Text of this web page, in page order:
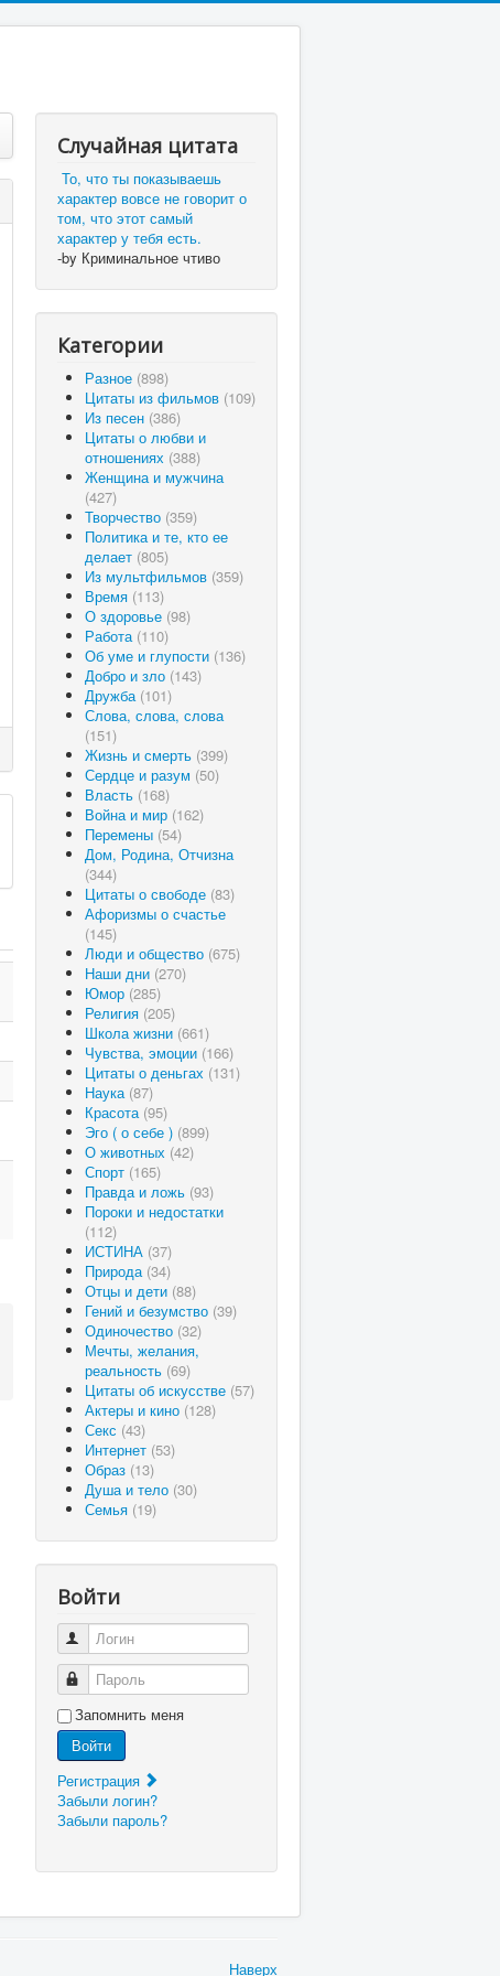
Случайная цитата
То, что ты показываешь
характер вовсе не говорит о
том, что этот самый
характер у тебя есть.
-by Криминальное чтиво
Категории
Разное (898)
Цитаты из фильмов (109)
Из песен (386)
Цитаты о любви и
отношениях (388)
Женщина и мужчина
(427)
Творчество (359)
Политика и те, кто ее
делает (805)
Из мультфильмов (359)
Время (113)
О здоровье (98)
Работа (110)
Об уме и глупости (136)
Добро и зло (143)
Дружба (101)
Слова, слова, слова
(151)
Жизнь и смерть (399)
Сердце и разум (50)
Власть (168)
Война и мир (162)
Перемены (54)
Дом, Родина, Отчизна
(344)
Цитаты о свободе (83)
Афоризмы о счастье
(145)
Люди и общество (675)
Наши дни (270)
Юмор (285)
Религия (205)
Школа жизни (661)
Чувства, эмоции (166)
Цитаты о деньгах (131)
Наука (87)
Красота (95)
Эго ( о себе ) (899)
О животных (42)
Спорт (165)
Правда и ложь (93)
Пороки и недостатки
(112)
ИСТИНА (37)
Природа (34)
Отцы и дети (88)
Гений и безумство (39)
Одиночество (32)
Мечты, желания,
реальность (69)
Цитаты об искусстве (57)
Актеры и кино (128)
Секс (43)
Интернет (53)
Образ (13)
Душа и тело (30)
Семья (19)
Войти
Логин
Пароль
Запомнить меня
Войти
Регистрация
Забыли логин?
Забыли пароль?
Наверх